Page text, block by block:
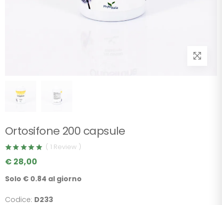
Ortosifone 200 capsule
( 1 Review )
€ 28,00
Solo € 0.84 al giorno
Codice: D233